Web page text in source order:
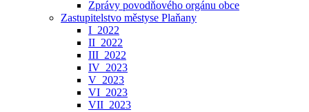
Zprávy povodňového orgánu obce
Zastupitelstvo městyse Plaňany
I_2022
II_2022
III_2022
IV_2023
V_2023
VI_2023
VII_2023